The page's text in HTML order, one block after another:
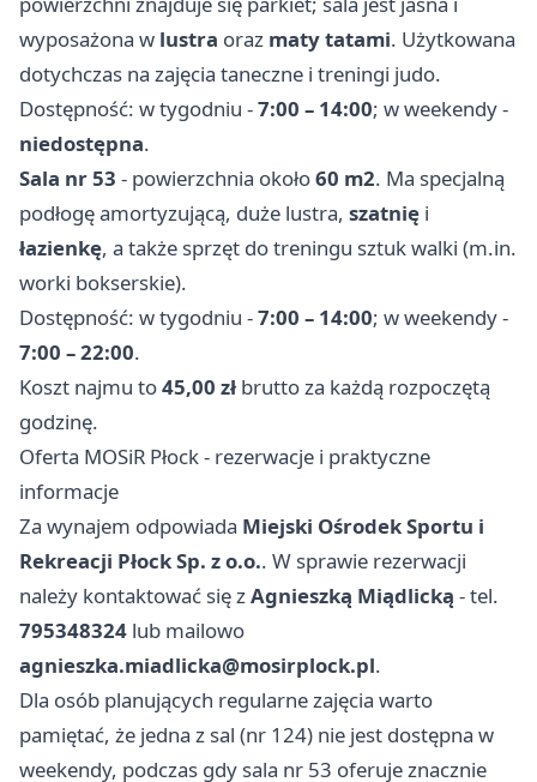
wyposażona w lustra oraz maty tatami. Użytkowana
dotychczas na zajęcia taneczne i treningi judo.
Dostępność: w tygodniu -7:00 – 14:00; w weekendy -
niedostępna.
Sala nr 53 - powierzchnia około60 m2. Ma specjalną
podłogę amortyzującą, duże lustra, szatnię i
łazienkę, a także sprzęt do treningu sztuk walki (m.in.
worki bokserskie).
Dostępność: w tygodniu -7:00 – 14:00; w weekendy -
7:00 – 22:00.
Koszt najmu to45,00 zł brutto za każdą rozpoczętą
godzinę.
Oferta MOSiR Płock - rezerwacje i praktyczne
informacje
Za wynajem odpowiada Miejski Ośrodek Sportu i
Rekreacji Płock Sp. z o.o.. W sprawie rezerwacji
należy kontaktować się zAgnieszką Miądlicką - tel.
795348324 lub mailowo
agnieszka.miadlicka@mosirplock.pl.
Dla osób planujących regularne zajęcia warto
pamiętać, że jedna z sal (nr 124) nie jest dostępna w
weekendy, podczas gdy sala nr 53 oferuje znacznie